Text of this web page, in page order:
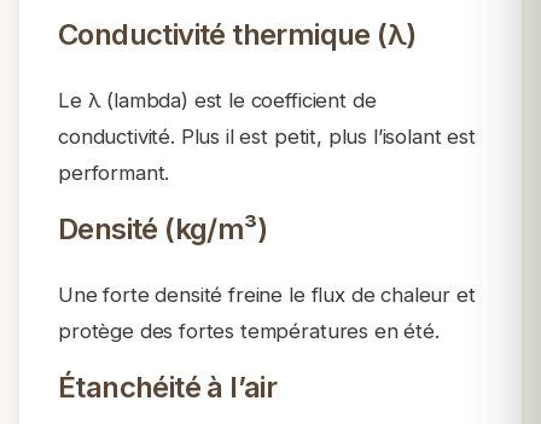
Conductivité thermique (λ)
Le λ (lambda) est le coefficient de
conductivité. Plus il est petit, plus l’isolant est
performant.
Densité (kg/m³)
Une forte densité freine le flux de chaleur et
protège des fortes températures en été.
Étanchéité à l’air